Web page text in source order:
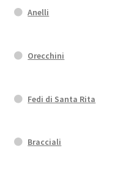
Anelli
Orecchini
Fedi di Santa Rita
Bracciali